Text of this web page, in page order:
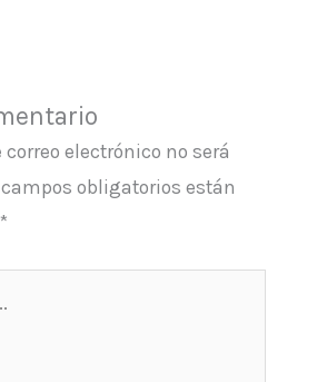
electrónico no será
campos obligatorios están
*